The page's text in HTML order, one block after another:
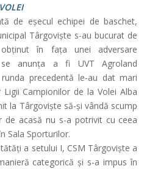
de eșecul echipei de baschet,
Târgoviște s-au bucurat de
în fața unei adversare
anunța a fi UVT Agroland
precedentă le-au dat mari
Campionilor de la Volei Alba
la Târgoviște să-și vândă scump
de acasă nu s-a potrivit cu ceea
Sala Sporturilor.
a setului I, CSM Târgoviște a
categorică și s-a impus în